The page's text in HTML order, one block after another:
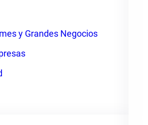
y Grandes Negocios